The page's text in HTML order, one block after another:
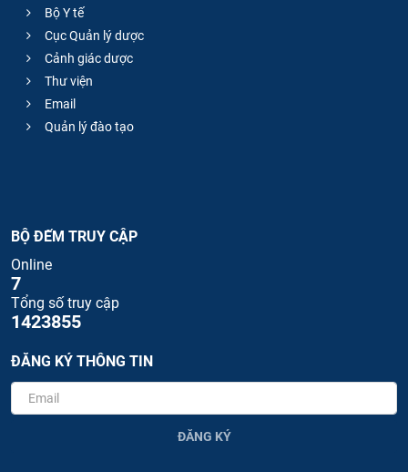
Bộ Y tế
Cục Quản lý dược
Cảnh giác dược
Thư viện
Email
Quản lý đào tạo
BỘ ĐẾM TRUY CẬP
Online
7
Tổng số truy cập
1423855
ĐĂNG KÝ THÔNG TIN
ĐĂNG KÝ